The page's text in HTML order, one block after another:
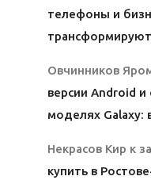
телефоны и
Овчинников
версии Android
моделях Galaxy:
Некрасов Кир к
купить в